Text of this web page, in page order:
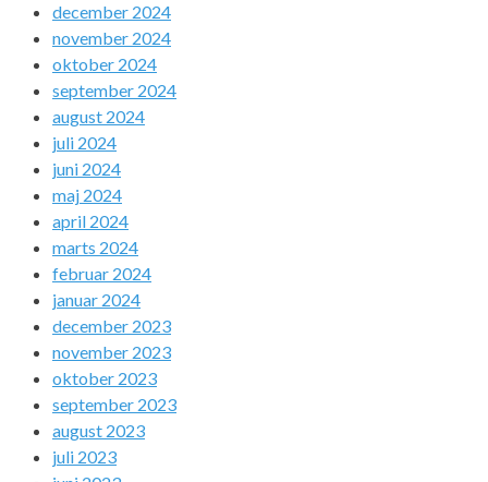
december 2024
november 2024
oktober 2024
september 2024
august 2024
juli 2024
juni 2024
maj 2024
april 2024
marts 2024
februar 2024
januar 2024
december 2023
november 2023
oktober 2023
september 2023
august 2023
juli 2023